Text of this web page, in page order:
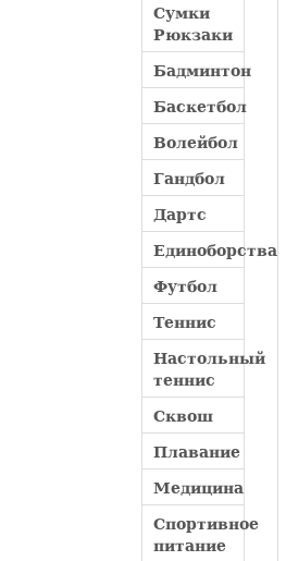
Сумки
Рюкзаки
Бадминтон
Баскетбол
Волейбол
Гандбол
Дартс
Единоборства
Футбол
Теннис
Настольный
теннис
Сквош
Плавание
Медицина
Спортивное
питание